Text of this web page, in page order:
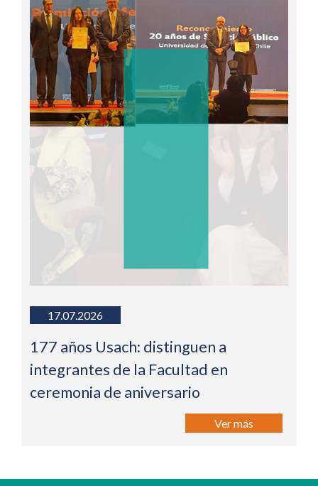
17.07.2026
177 años Usach: distinguen a
integrantes de la Facultad en
ceremonia de aniversario
Ver más